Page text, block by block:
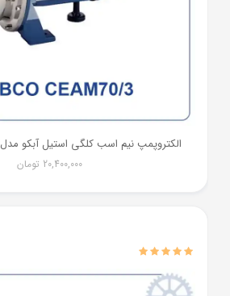
الکتروپمپ نیم اسب کلگی استیل آبکو مدل ABCO CEAM70/3
20,400,000 تومان